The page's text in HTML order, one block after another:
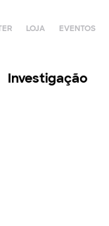
LOJA EVENTOS
Investigação